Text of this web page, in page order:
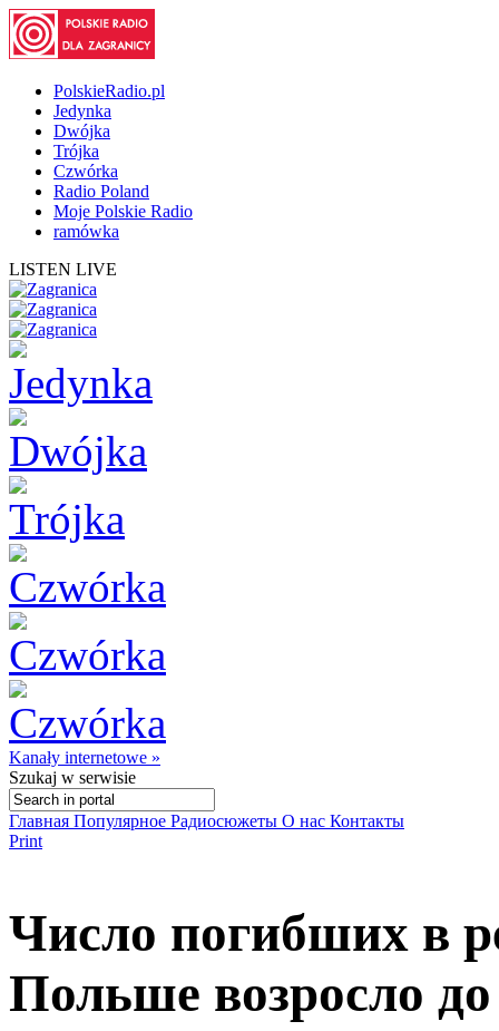
PolskieRadio.pl
Jedynka
Dwójka
Trójka
Czwórka
Radio Poland
Moje Polskie Radio
ramówka
LISTEN LIVE
Kanały internetowe »
Szukaj w serwisie
Главная Популярное Радиосюжеты О нас Контакты
Print
Число погибших в
Польше возросло